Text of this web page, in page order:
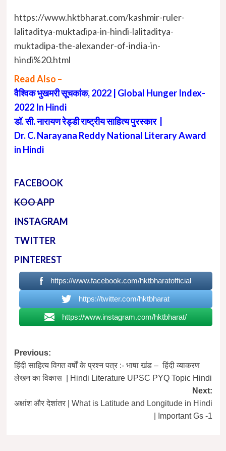
https://www.hktbharat.com/kashmir-ruler-
lalitaditya-muktadipa-in-hindi-lalitaditya-
muktadipa-the-alexander-of-india-in-
hindi%20.html
Read Also –
वैश्विक भुखमरी सूचकांक, 2022 | Global Hunger Index-
2022 In Hindi
डॉ. सी. नारायण रेड्डी राष्ट्रीय साहित्य पुरस्कार |
Dr. C. Narayana Reddy National Literary Award
in Hindi
FACEBOOK
KOO APP
INSTAGRAM
TWITTER
PINTEREST
https://www.facebook.com/hktbharatofficial
https://twitter.com/hktbharat
https://www.instagram.com/hktbharat/
Post
navigation
Previous:
हिंदी साहित्य विगत वर्षों के प्रश्न पत्र :- भाषा खंड – हिंदी व्याकरण
लेखन का विकास | Hindi Literature UPSC PYQ Topic Hindi
Next:
अक्षांश और देशांतर | What is Latitude and Longitude in Hindi
| Important Gs -1